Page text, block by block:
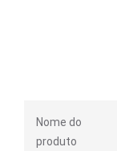
Nome do
produto